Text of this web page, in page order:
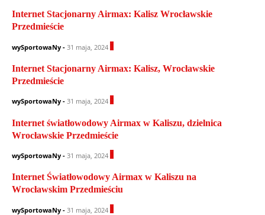
Internet Stacjonarny Airmax: Kalisz Wrocławskie
Przedmieście
wySportowaNy - 31 maja, 2024
Internet Stacjonarny Airmax: Kalisz, Wrocławskie
Przedmieście
wySportowaNy - 31 maja, 2024
Internet światłowodowy Airmax w Kaliszu, dzielnica
Wrocławskie Przedmieście
wySportowaNy - 31 maja, 2024
Internet Światłowodowy Airmax w Kaliszu na
Wrocławskim Przedmieściu
wySportowaNy - 31 maja, 2024